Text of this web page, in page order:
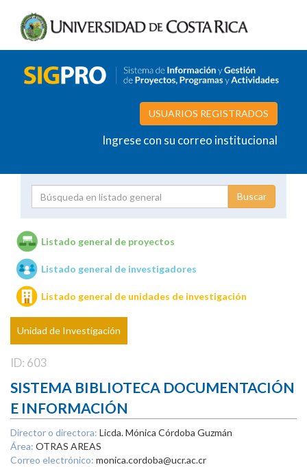
USUARIOS REGISTRADOS
Ingrese con su correo institucional
Unidades de investigación
Listado general de proyectos
Listado general de investigadores
Listado general de unidades de investigación
Unidad de Investigación
ID: 603
SISTEMA BIBLIOTECA DOCUMENTACIÓN
E INFORMACIÓN
Director o directora: Licda. Mónica Córdoba Guzmán
Área: OTRAS AREAS
Correo electrónico: monica.cordoba@ucr.ac.cr